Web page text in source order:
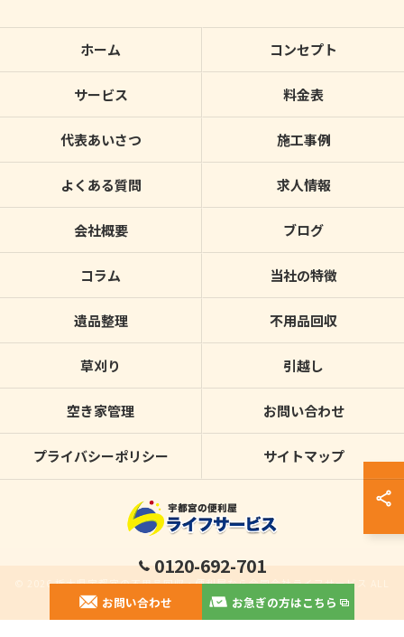
0120-692-701
お問い合わせ お急ぎの方はこちら
ホーム コンセプト
サービス 料金表
代表あいさつ 施工事例
よくある質問 求人情報
会社概要 ブログ
コラム 当社の特徴
遺品整理 不用品回収
草刈り 引越し
空き家管理 お問い合わせ
プライバシーポリシー サイトマップ
© 2026 栃木県宇都宮の不用品回収・便利屋なら合同会社ライフサービス ALL
RIGHTS RESERVED.